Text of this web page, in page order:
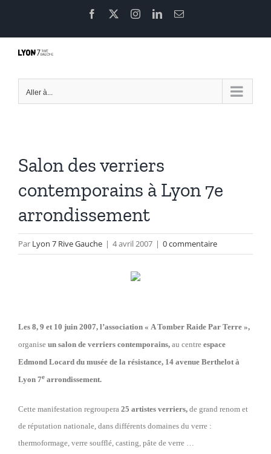
contenu
Facebook InstagramLinkedInEmail
Aller à...
Salon des verriers
contemporains à Lyon 7e
arrondissement
Par Lyon 7 Rive Gauche | 4 avril 2007 | 0 commentaire
Les 8, 9 et 10 juin 2007, l’association « A Tomber Raide Par Terre »,
organise un salon de verriers contemporains, au centre espace
Edmond Locard du musée de la résistance, 14 avenue Berthelot à
Lyon 7e arrondissement.
Cette manifestation regroupera 25 artistes verriers, de grand renom et
de réputation nationale, dans différents domaines du verre :
thermoformage, verre soufflé, casting, pâte de verre …